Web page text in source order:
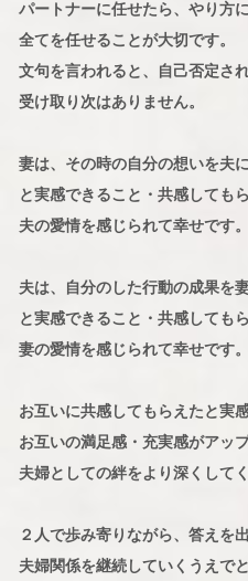
パートナーに任せたら、やり方
全てを任せることが大切です。
文句を言われると、自己否定さ
受け取り次はありません。
妻は、その時の自分の想いを夫
と実感できること・共感しても
夫の愛情を感じられて幸せです。
夫は、自分のした行動の成果を
と実感できること・共感しても
妻の愛情を感じられて幸せです。
お互いに共感してもらえたと実
お互いの満足感・充実感がアッ
夫婦としての絆をより深くしてく
２人で歩み寄りながら、答えを
夫婦関係を継続していくうえで